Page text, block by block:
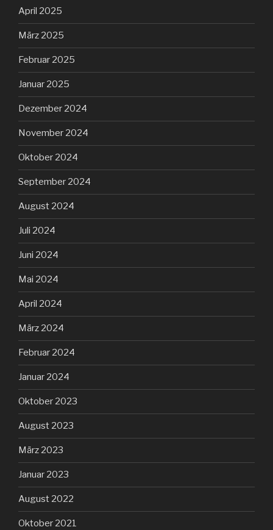
April 2025
März 2025
Februar 2025
Januar 2025
Dezember 2024
November 2024
Oktober 2024
September 2024
August 2024
Juli 2024
Juni 2024
Mai 2024
April 2024
März 2024
Februar 2024
Januar 2024
Oktober 2023
August 2023
März 2023
Januar 2023
August 2022
Oktober 2021